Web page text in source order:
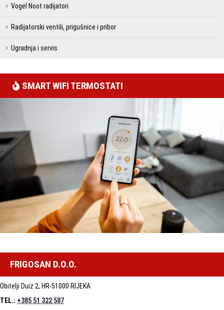
Vogel Noot radijatori
Radijatorski ventili, prigušnice i pribor
Ugradnja i servis
SMART WIFI TERMOSTATI
FRIGOSAN D.O.O.
Obitelji Duiz 2, HR-51000 RIJEKA
TEL.: +385 51 322 587